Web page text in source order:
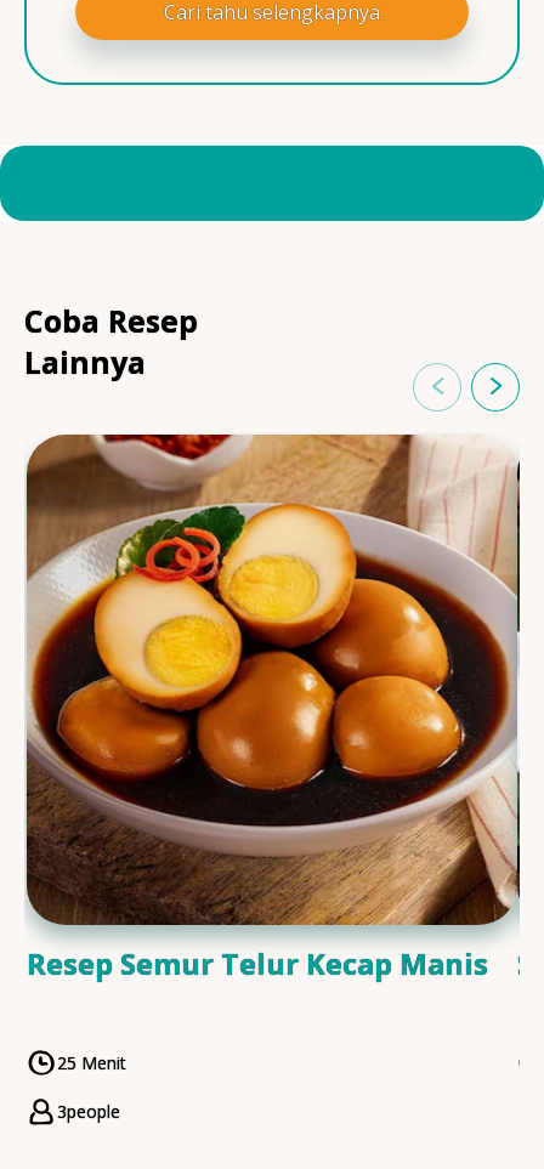
Cari tahu selengkapnya
Coba Resep
Lainnya
Resep Semur Telur Kecap Manis
CookingTime
25 Menit
Servings
3people